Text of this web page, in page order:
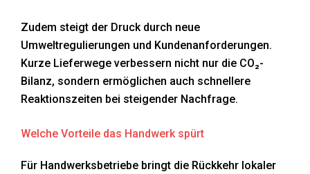
Zudem steigt der Druck durch neue
Umweltregulierungen und Kundenanforderungen.
Kurze Lieferwege verbessern nicht nur die CO₂-
Bilanz, sondern ermöglichen auch schnellere
Reaktionszeiten bei steigender Nachfrage.
Welche Vorteile das Handwerk spürt
Für Handwerksbetriebe bringt die Rückkehr lokaler